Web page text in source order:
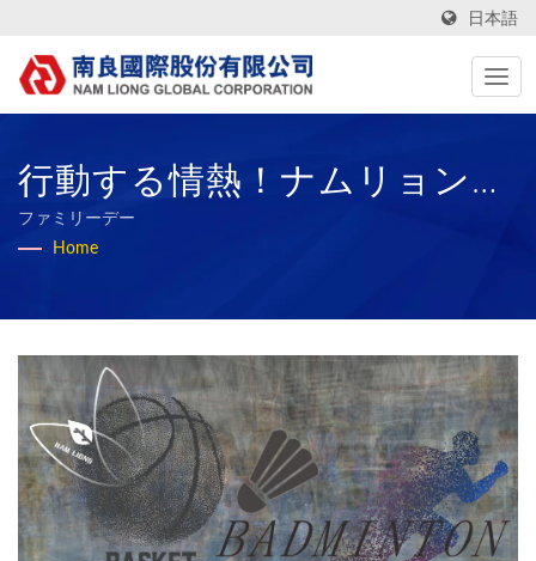
日本語
行動する情熱！ナムリョンイ
ンターナショナルは幸せな職
んでいます | 50年以上の高性
能技術生地とバイオラバース
ポンジの製造業者 | Nam
Liong
ファミリーデー
Home